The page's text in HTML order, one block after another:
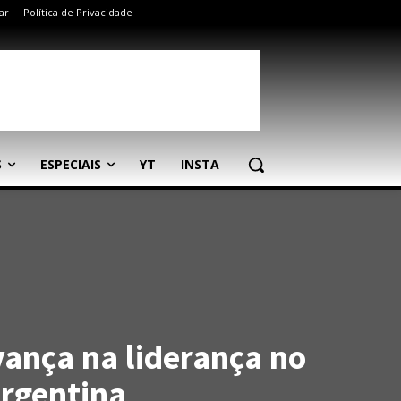
Política de Privacidade
ESPECIAIS YT INSTA
na liderança no